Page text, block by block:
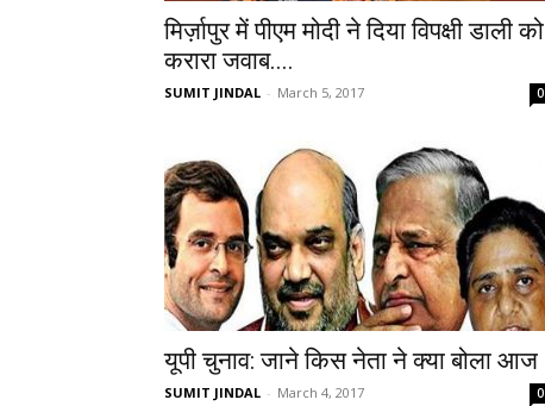
मिर्ज़ापुर में पीएम मोदी ने दिया विपक्षी डाली को
करारा जवाब....
SUMIT JINDAL - March 5, 2017 0
यूपी चुनाव: जाने किस नेता ने क्या बोला आज
SUMIT JINDAL - March 4, 2017 0